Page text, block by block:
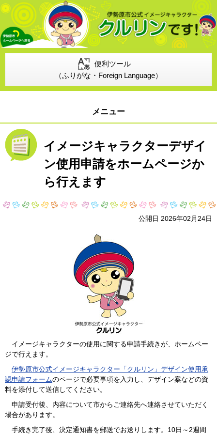
便利ツール
（ふりがな・Foreign Language）
メニュー
イメージキャラクターデザイ
ン使用申請をホームページか
ら行えます
公開日 2026年02月24日
イメージキャラクターの使用に関する申請手続きが、ホームペー
ジで行えます。
伊勢原市公式イメージキャラクター「クルリン」デザイン使用承
認申請フォームのページで必要事項を入力し、デザイン案などの資
料を添付して送信してください。
申請受付後、内容について市からご連絡先へ連絡させていただく
場合があります。
手続き完了後、決定通知書を郵送でお送りします。10日～2週間